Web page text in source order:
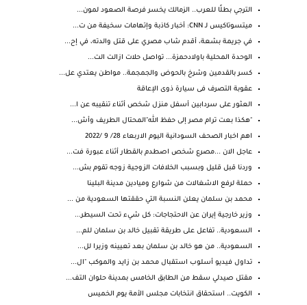
الترجي بطلًا للعرب.. الزمالك يخسر فرصة الصعود لمون...
ميتسوتاكيس لـ CNN: أخبار كاذبة وإتهامات سخيفة من ت...
في جريمة بشعة، أقدم شاب مصري على قتل والدته، في إح...
الوحدة المحلية باولادحمزة... تواصل حلات ازالت الت...
كسر بالقدمين وشرخ بالحوض والجمجمة.. مواطن يعتدي عل...
عقوبة التصرف فى سيارة ذوى الإعاقة
العثور على سردابين أسفل منزل شخص أثناء تنقيبه عن ا...
"هكذا بعت ترام مصر إلى حفظ الله"المحتال الطريف وأش...
اهم اخبار الصحف السودانية اليوم الاربعاء 28/ 9 /2022
عاجل الان ...مصرع شخص اصطدم بالقطار أثناء عبورة فت...
وردنا قبل قليل وبسبب الخلافات الزوجية زوجه تقوم بش...
حملة لرفع الاشغالات من شوارع وميادين مدينة البلينا
محمد بن سلمان يعلن النسبة التي حققتها السعودية من ...
وزير خارجية إيران عن الاحتجاجات: كل شيء تحت السيطر...
السعودية.. تفاعل على طريقة تقبيل خالد بن سلمان للم...
السعودية.. من هو خالد بن سلمان بعد تعيينه وزيرا لل...
تداول فيديو أسلوب استقبال محمد بن زايد والموكب "ال...
مقتل صيدلي سقط من الطابق الخامس بمدينة حلوان التف...
الكويت.. استحقاق انتخابات مجلس الأمة يوم الخميس